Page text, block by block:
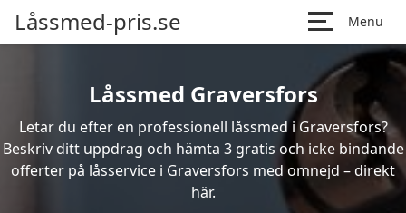
Låssmed-pris.se Menu
Låssmed Graversfors
Letar du efter en professionell låssmed i Graversfors?
Beskriv ditt uppdrag och hämta 3 gratis och icke bindande
offerter på låsservice i Graversfors med omnejd – direkt
här.